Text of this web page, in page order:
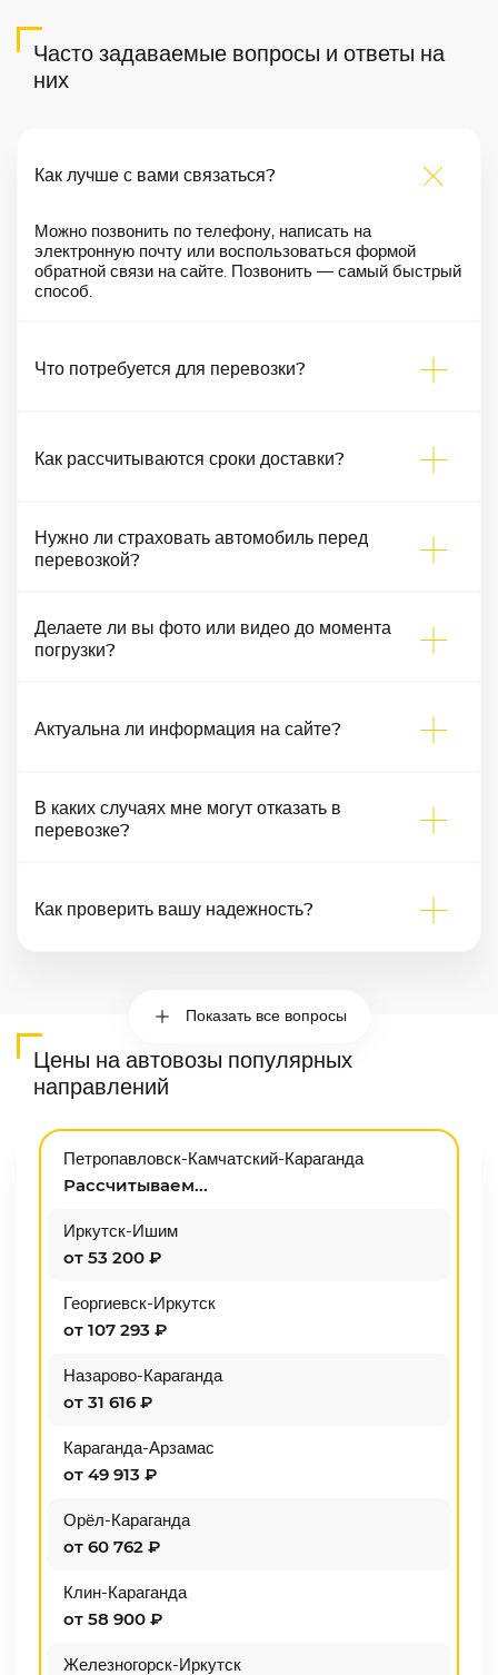
Часто задаваемые вопросы и ответы на
них
Как лучше с вами связаться?
Можно позвонить по телефону, написать на
электронную почту или воспользоваться формой
обратной связи на сайте. Позвонить — самый быстрый
способ.
Что потребуется для перевозки?
Как рассчитываются сроки доставки?
Нужно ли страховать автомобиль перед
перевозкой?
Делаете ли вы фото или видео до момента
погрузки?
Актуальна ли информация на сайте?
В каких случаях мне могут отказать в
перевозке?
Как проверить вашу надежность?
Показать все вопросы
Цены на автовозы популярных
направлений
Петропавловск-Камчатский-Караганда
Рассчитываем...
Иркутск-Ишим
от 53 200 ₽
Георгиевск-Иркутск
от 107 293 ₽
Назарово-Караганда
от 31 616 ₽
Караганда-Арзамас
от 49 913 ₽
Орёл-Караганда
от 60 762 ₽
Клин-Караганда
от 58 900 ₽
Железногорск-Иркутск